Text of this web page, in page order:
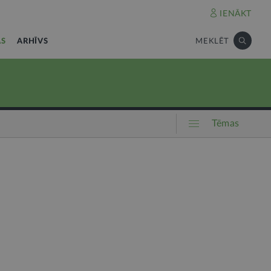
IENĀKT
ARHĪVS MEKLĒT
Tēmas